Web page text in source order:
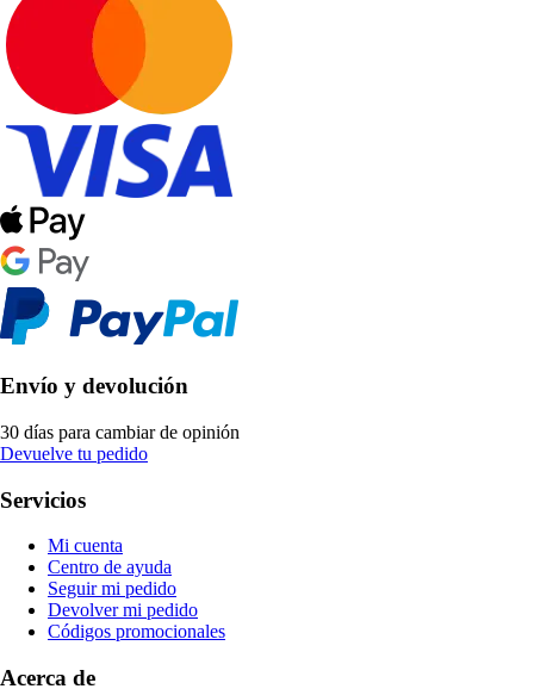
Envío y devolución
30 días para cambiar de opinión
Devuelve tu pedido
Servicios
Mi cuenta
Centro de ayuda
Seguir mi pedido
Devolver mi pedido
Códigos promocionales
Acerca de